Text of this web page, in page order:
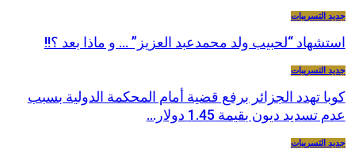
جديد التسريبات
استشهاد “لحبيب ولد محمدعبد العزيز” … و ماذا بعد ؟!!
جديد التسريبات
كوبا تهدد الجزائر برفع قضية أمام المحكمة الدولية بسبب
عدم تسديد ديون بقيمة 1.45 دولار…
جديد التسريبات